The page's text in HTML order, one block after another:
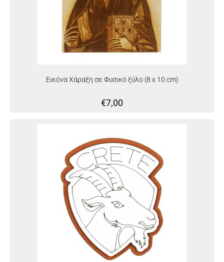
Εικόνα Χάραξη σε Φυσικό ξύλο (8 x 10 cm)
€7,00